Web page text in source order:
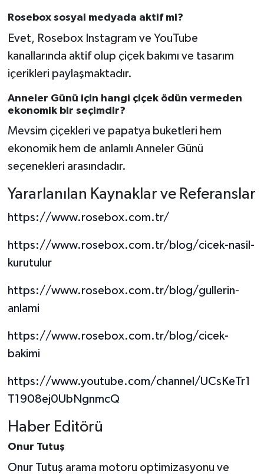
Rosebox sosyal medyada aktif mi?
Evet, Rosebox Instagram ve YouTube
kanallarında aktif olup çiçek bakımı ve tasarım
içerikleri paylaşmaktadır.
Anneler Günü için hangi çiçek ödün vermeden
ekonomik bir seçimdir?
Mevsim çiçekleri ve papatya buketleri hem
ekonomik hem de anlamlı Anneler Günü
seçenekleri arasındadır.
Yararlanılan Kaynaklar ve Referanslar
https://www.rosebox.com.tr/
https://www.rosebox.com.tr/blog/cicek-nasil-
kurutulur
https://www.rosebox.com.tr/blog/gullerin-
anlami
https://www.rosebox.com.tr/blog/cicek-
bakimi
https://www.youtube.com/channel/UCsKeTr1
T1908ej0UbNgnmcQ
Haber Editörü
Onur Tutuş
Onur Tutuş arama motoru optimizasyonu ve